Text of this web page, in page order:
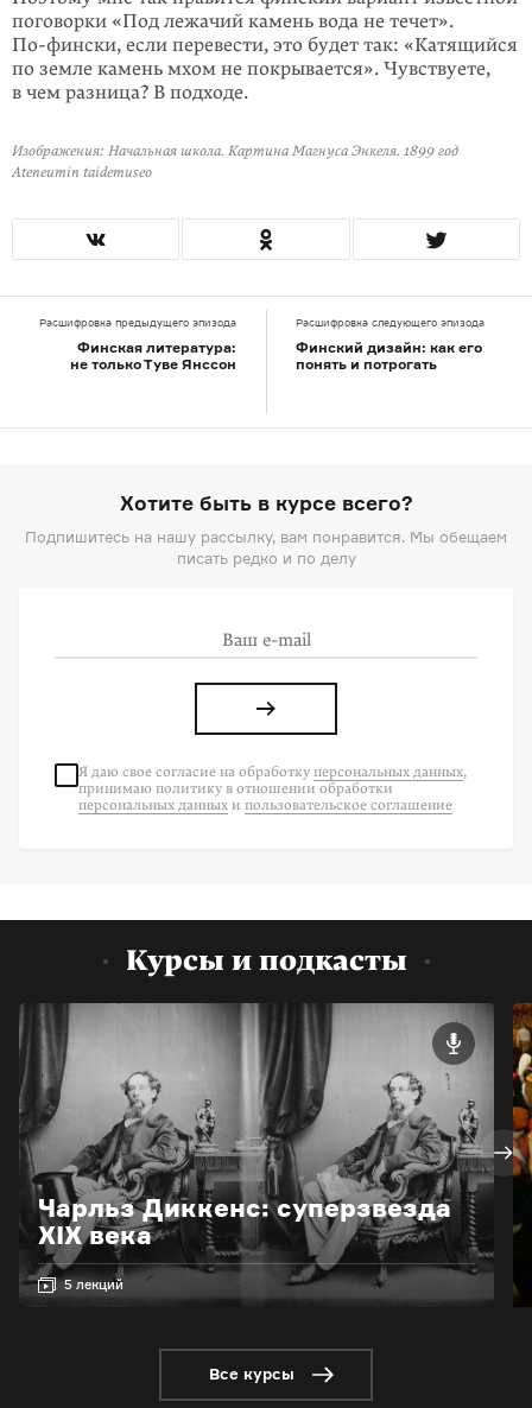
поговорки «Под лежачий камень вода не течет».
По-фински, если перевести, это будет так: «Катящийся
по земле камень мхом не покрывается». Чувствуете,
в чем разница? В подходе.
Изображения: Начальная школа. Картина Магнуса Энкеля. 1899 год
Ateneumin taidemuseo
Расшифровка предыдущего эпизода
Финская литература:
не только Туве Янссон
Расшифровка следующего эпизода
Финский дизайн: как его
понять и потрогать
Хотите быть в курсе всего?
Подпишитесь на нашу рассылку, вам понравится. Мы обещаем
писать редко и по делу
Я даю свое согласие на обработку персональных данных,
принимаю политику в отношении обработки
персональных данных и пользовательское соглашение
Курсы и подкасты
Чарльз Диккенс: суперзвезда
XIX века
5 лекций
Все курсы